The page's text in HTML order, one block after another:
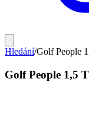
Hledání/Golf People
Golf People 1,5